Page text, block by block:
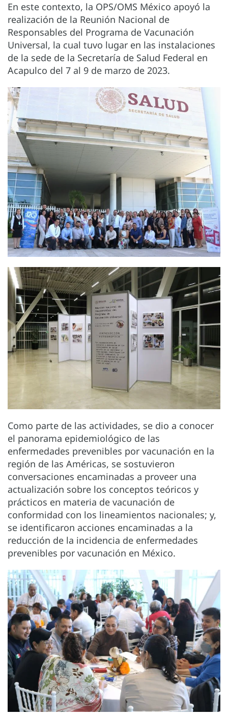
En este contexto, la OPS/OMS México apoyó la
realización de la Reunión Nacional de
Responsables del Programa de Vacunación
Universal, la cual tuvo lugar en las instalaciones
de la sede de la Secretaría de Salud Federal en
Acapulco del 7 al 9 de marzo de 2023.
Como parte de las actividades, se dio a conocer
el panorama epidemiológico de las
enfermedades prevenibles por vacunación en la
región de las Américas, se sostuvieron
conversaciones encaminadas a proveer una
actualización sobre los conceptos teóricos y
prácticos en materia de vacunación de
conformidad con los lineamientos nacionales; y,
se identificaron acciones encaminadas a la
reducción de la incidencia de enfermedades
prevenibles por vacunación en México.